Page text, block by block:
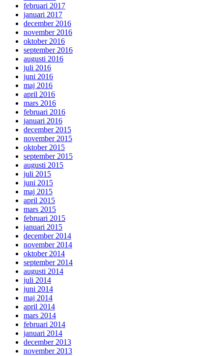
februari 2017
januari 2017
december 2016
november 2016
oktober 2016
september 2016
augusti 2016
juli 2016
juni 2016
maj 2016
april 2016
mars 2016
februari 2016
januari 2016
december 2015
november 2015
oktober 2015
september 2015
augusti 2015
juli 2015
juni 2015
maj 2015
april 2015
mars 2015
februari 2015
januari 2015
december 2014
november 2014
oktober 2014
september 2014
augusti 2014
juli 2014
juni 2014
maj 2014
april 2014
mars 2014
februari 2014
januari 2014
december 2013
november 2013